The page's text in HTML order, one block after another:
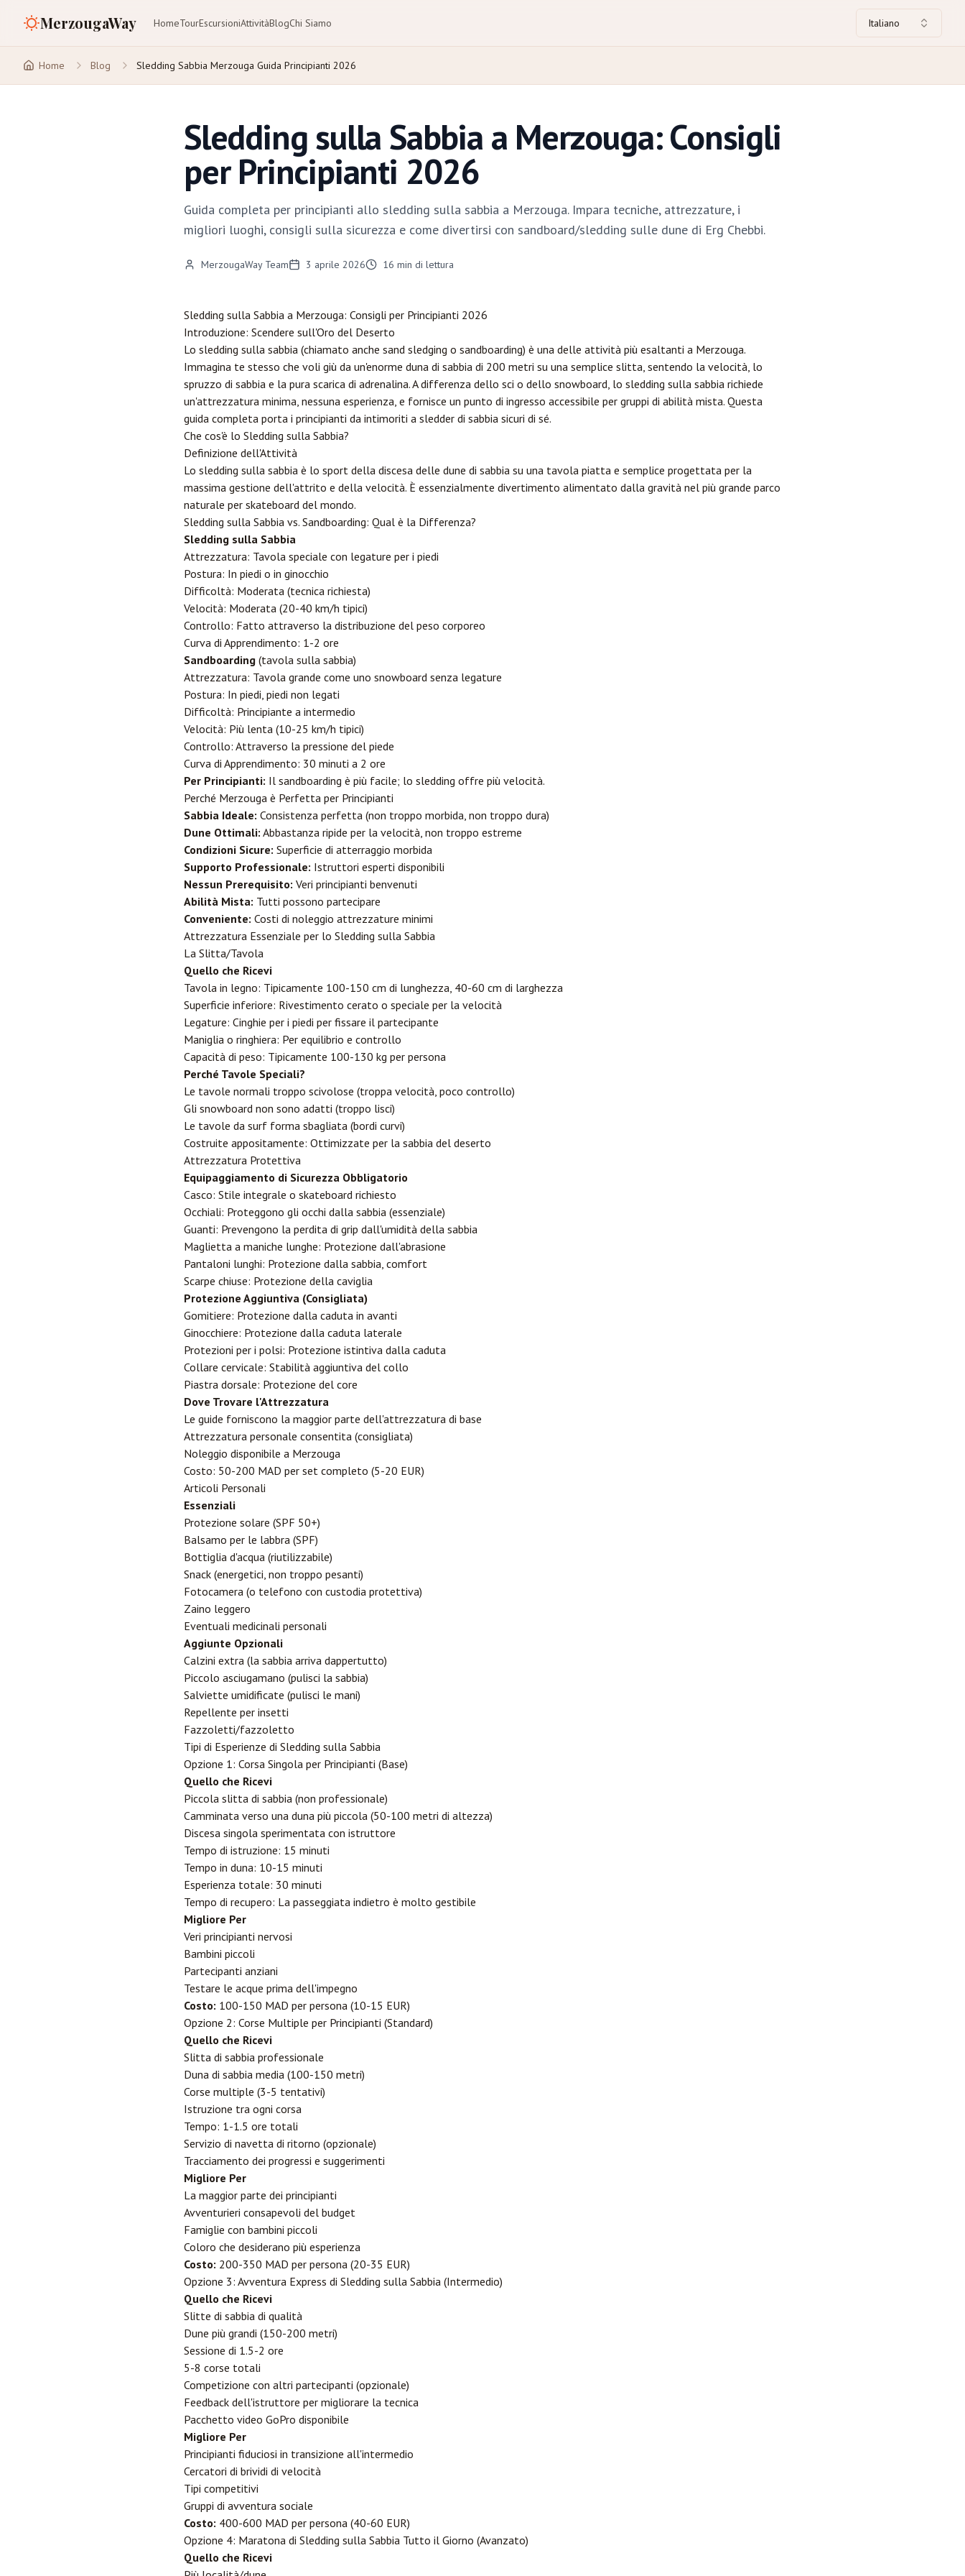
MerzougaWay HomeTourEscursioniAttivitàBlogChi Siamo Italiano
Home Blog Sledding Sabbia Merzouga Guida Principianti 2026
Sledding sulla Sabbia a Merzouga: Consigli
per Principianti 2026
Guida completa per principianti allo sledding sulla sabbia a Merzouga. Impara tecniche, attrezzature, i
migliori luoghi, consigli sulla sicurezza e come divertirsi con sandboard/sledding sulle dune di Erg Chebbi.
MerzougaWay Team 3 aprile 2026 16 min di lettura
Sledding sulla Sabbia a Merzouga: Consigli per Principianti 2026
Introduzione: Scendere sull'Oro del Deserto
Lo sledding sulla sabbia (chiamato anche sand sledging o sandboarding) è una delle attività più esaltanti a Merzouga.
Immagina te stesso che voli giù da un'enorme duna di sabbia di 200 metri su una semplice slitta, sentendo la velocità, lo
spruzzo di sabbia e la pura scarica di adrenalina. A differenza dello sci o dello snowboard, lo sledding sulla sabbia richiede
un'attrezzatura minima, nessuna esperienza, e fornisce un punto di ingresso accessibile per gruppi di abilità mista. Questa
guida completa porta i principianti da intimoriti a sledder di sabbia sicuri di sé.
Che cos'è lo Sledding sulla Sabbia?
Definizione dell'Attività
Lo sledding sulla sabbia è lo sport della discesa delle dune di sabbia su una tavola piatta e semplice progettata per la
massima gestione dell'attrito e della velocità. È essenzialmente divertimento alimentato dalla gravità nel più grande parco
naturale per skateboard del mondo.
Sledding sulla Sabbia vs. Sandboarding: Qual è la Differenza?
Sledding sulla Sabbia
Attrezzatura: Tavola speciale con legature per i piedi
Postura: In piedi o in ginocchio
Difficoltà: Moderata (tecnica richiesta)
Velocità: Moderata (20-40 km/h tipici)
Controllo: Fatto attraverso la distribuzione del peso corporeo
Curva di Apprendimento: 1-2 ore
Sandboarding (tavola sulla sabbia)
Attrezzatura: Tavola grande come uno snowboard senza legature
Postura: In piedi, piedi non legati
Difficoltà: Principiante a intermedio
Velocità: Più lenta (10-25 km/h tipici)
Controllo: Attraverso la pressione del piede
Curva di Apprendimento: 30 minuti a 2 ore
Per Principianti: Il sandboarding è più facile; lo sledding offre più velocità.
Perché Merzouga è Perfetta per Principianti
Sabbia Ideale: Consistenza perfetta (non troppo morbida, non troppo dura)
Dune Ottimali: Abbastanza ripide per la velocità, non troppo estreme
Condizioni Sicure: Superficie di atterraggio morbida
Supporto Professionale: Istruttori esperti disponibili
Nessun Prerequisito: Veri principianti benvenuti
Abilità Mista: Tutti possono partecipare
Conveniente: Costi di noleggio attrezzature minimi
Attrezzatura Essenziale per lo Sledding sulla Sabbia
La Slitta/Tavola
Quello che Ricevi
Tavola in legno: Tipicamente 100-150 cm di lunghezza, 40-60 cm di larghezza
Superficie inferiore: Rivestimento cerato o speciale per la velocità
Legature: Cinghie per i piedi per fissare il partecipante
Maniglia o ringhiera: Per equilibrio e controllo
Capacità di peso: Tipicamente 100-130 kg per persona
Perché Tavole Speciali?
Le tavole normali troppo scivolose (troppa velocità, poco controllo)
Gli snowboard non sono adatti (troppo lisci)
Le tavole da surf forma sbagliata (bordi curvi)
Costruite appositamente: Ottimizzate per la sabbia del deserto
Attrezzatura Protettiva
Equipaggiamento di Sicurezza Obbligatorio
Casco: Stile integrale o skateboard richiesto
Occhiali: Proteggono gli occhi dalla sabbia (essenziale)
Guanti: Prevengono la perdita di grip dall'umidità della sabbia
Maglietta a maniche lunghe: Protezione dall'abrasione
Pantaloni lunghi: Protezione dalla sabbia, comfort
Scarpe chiuse: Protezione della caviglia
Protezione Aggiuntiva (Consigliata)
Gomitiere: Protezione dalla caduta in avanti
Ginocchiere: Protezione dalla caduta laterale
Protezioni per i polsi: Protezione istintiva dalla caduta
Collare cervicale: Stabilità aggiuntiva del collo
Piastra dorsale: Protezione del core
Dove Trovare l'Attrezzatura
Le guide forniscono la maggior parte dell'attrezzatura di base
Attrezzatura personale consentita (consigliata)
Noleggio disponibile a Merzouga
Costo: 50-200 MAD per set completo (5-20 EUR)
Articoli Personali
Essenziali
Protezione solare (SPF 50+)
Balsamo per le labbra (SPF)
Bottiglia d'acqua (riutilizzabile)
Snack (energetici, non troppo pesanti)
Fotocamera (o telefono con custodia protettiva)
Zaino leggero
Eventuali medicinali personali
Aggiunte Opzionali
Calzini extra (la sabbia arriva dappertutto)
Piccolo asciugamano (pulisci la sabbia)
Salviette umidificate (pulisci le mani)
Repellente per insetti
Fazzoletti/fazzoletto
Tipi di Esperienze di Sledding sulla Sabbia
Opzione 1: Corsa Singola per Principianti (Base)
Quello che Ricevi
Piccola slitta di sabbia (non professionale)
Camminata verso una duna più piccola (50-100 metri di altezza)
Discesa singola sperimentata con istruttore
Tempo di istruzione: 15 minuti
Tempo in duna: 10-15 minuti
Esperienza totale: 30 minuti
Tempo di recupero: La passeggiata indietro è molto gestibile
Migliore Per
Veri principianti nervosi
Bambini piccoli
Partecipanti anziani
Testare le acque prima dell'impegno
Costo: 100-150 MAD per persona (10-15 EUR)
Opzione 2: Corse Multiple per Principianti (Standard)
Quello che Ricevi
Slitta di sabbia professionale
Duna di sabbia media (100-150 metri)
Corse multiple (3-5 tentativi)
Istruzione tra ogni corsa
Tempo: 1-1.5 ore totali
Servizio di navetta di ritorno (opzionale)
Tracciamento dei progressi e suggerimenti
Migliore Per
La maggior parte dei principianti
Avventurieri consapevoli del budget
Famiglie con bambini piccoli
Coloro che desiderano più esperienza
Costo: 200-350 MAD per persona (20-35 EUR)
Opzione 3: Avventura Express di Sledding sulla Sabbia (Intermedio)
Quello che Ricevi
Slitte di sabbia di qualità
Dune più grandi (150-200 metri)
Sessione di 1.5-2 ore
5-8 corse totali
Competizione con altri partecipanti (opzionale)
Feedback dell'istruttore per migliorare la tecnica
Pacchetto video GoPro disponibile
Migliore Per
Principianti fiduciosi in transizione all'intermedio
Cercatori di brividi di velocità
Tipi competitivi
Gruppi di avventura sociale
Costo: 400-600 MAD per persona (40-60 EUR)
Opzione 4: Maratona di Sledding sulla Sabbia Tutto il Giorno (Avanzato)
Quello che Ricevi